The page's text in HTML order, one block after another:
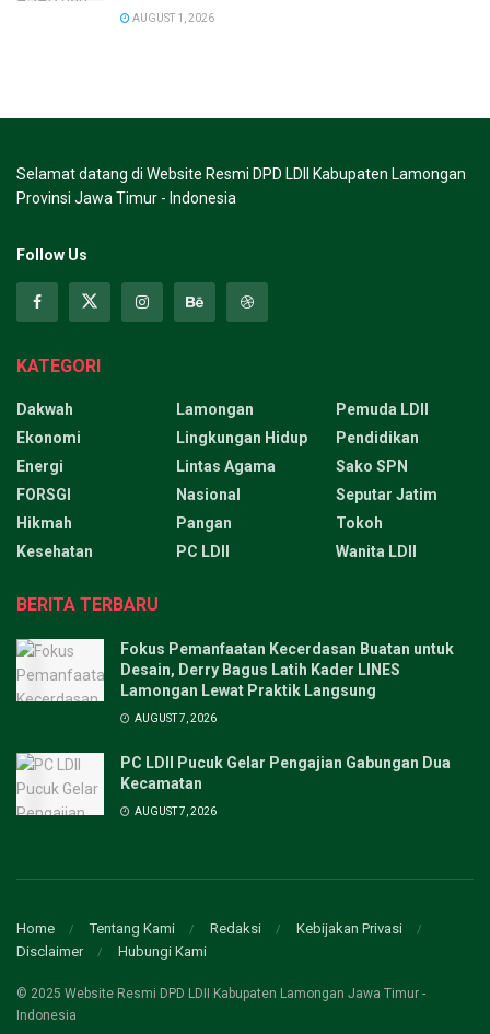
AUGUST 1, 2026
Selamat datang di Website Resmi DPD LDII Kabupaten Lamongan
Provinsi Jawa Timur - Indonesia
Follow Us
KATEGORI
Dakwah
Ekonomi
Energi
FORSGI
Hikmah
Kesehatan
Lamongan
Lingkungan Hidup
Lintas Agama
Nasional
Pangan
PC LDII
Pemuda LDII
Pendidikan
Sako SPN
Seputar Jatim
Tokoh
Wanita LDII
BERITA TERBARU
Fokus Pemanfaatan Kecerdasan Buatan untuk
Desain, Derry Bagus Latih Kader LINES
Lamongan Lewat Praktik Langsung
AUGUST 7, 2026
PC LDII Pucuk Gelar Pengajian Gabungan Dua
Kecamatan
AUGUST 7, 2026
Home Tentang Kami Redaksi
Kebijakan Privasi
Disclaimer
Hubungi Kami
© 2025 Website Resmi DPD LDII Kabupaten Lamongan Jawa Timur -
Indonesia